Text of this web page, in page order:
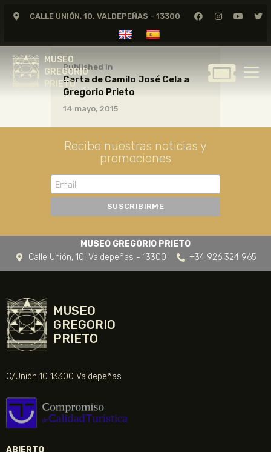
CALLE UNIÓN, 10. VALDEPEÑAS - 13300
MUSEO
GREGORIO
PRIETO
MUSEO
GREGORIO
GREGORIO PRIETO
CERTAMEN DE DIBUJO
FUNDACIÓN
TIENDA
NOTICIAS
Published in
Carta de Camilo José Cela a
Gregorio Prieto
14 mayo, 2015
Recibe nuestras noticias y
promociones
MUSEO GREGORIO PRIETO
Calle Unión, 10. Valdepeñas - 13300
+34 926 324 965
MUSEO
GREGORIO
PRIETO
C/Unión 10 13300 Valdepeñas
ABIERTO